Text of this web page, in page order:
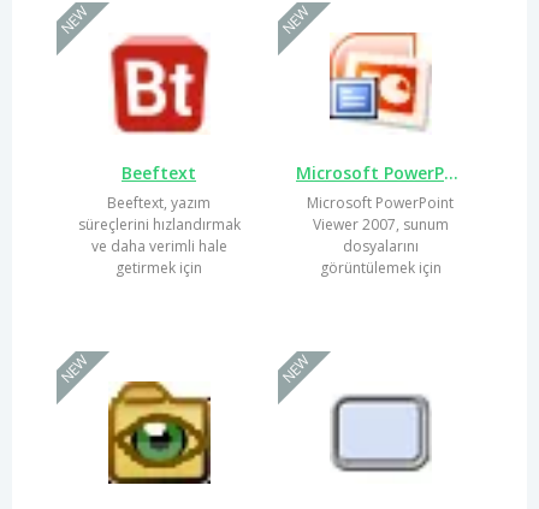
Beeftext
Beeftext, yazım
süreçlerini hızlandırmak
ve daha verimli hale
getirmek için
NEW
Microsoft PowerPoint Viewer 2007
Microsoft PowerPoint
Viewer 2007, sunum
dosyalarını
görüntülemek için
NEW
NEW NEW